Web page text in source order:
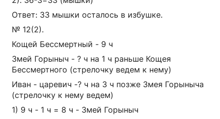
Ответ: 33 мышки осталось в избушке.
№ 12(2).
Кощей Бессмертный - 9 ч
Змей Горыныч - ? ч на 1 ч раньше Кощея
Бессмертного (стрелочку ведем к нему)
Иван - царевич -? ч на 3 ч позже Змея Горыныча
(стрелочку к нему ведем)
1) 9 ч - 1 ч = 8 ч - Змей Горыныч